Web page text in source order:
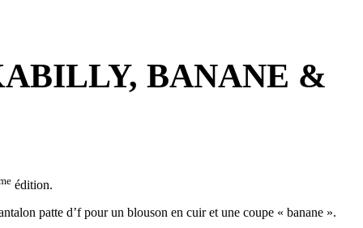
BANANE &
édition.
patte d’f pour un blouson en cuir et une coupe « banane ».